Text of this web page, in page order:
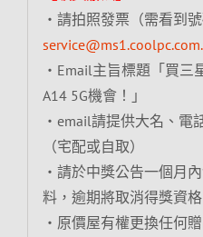
‧請拍照發票（需看到
‧Email主旨標題「買三
A14 5G機會！」
‧email請提供大名、電
（宅配或自取）
‧請於中獎公告一個月
料，逾期將取消得獎資格
‧原價屋有權更換任何